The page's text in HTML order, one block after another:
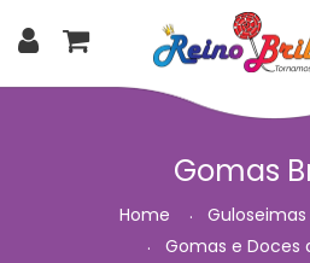
Gomas
Home
Gomas e Doces